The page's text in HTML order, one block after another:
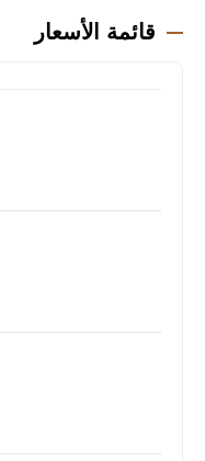
قائمة الأسعار